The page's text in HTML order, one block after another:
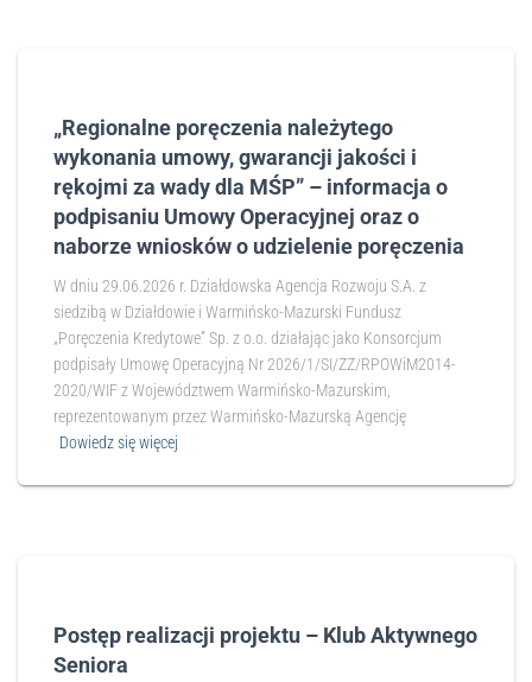
„Regionalne poręczenia należytego
wykonania umowy, gwarancji jakości i
rękojmi za wady dla MŚP” – informacja o
podpisaniu Umowy Operacyjnej oraz o
naborze wniosków o udzielenie poręczenia
W dniu 29.06.2026 r. Działdowska Agencja Rozwoju S.A. z
siedzibą w Działdowie i Warmińsko-Mazurski Fundusz
„Poręczenia Kredytowe” Sp. z o.o. działając jako Konsorcjum
podpisały Umowę Operacyjną Nr 2026/1/SI/ZZ/RPOWiM2014-
2020/WIF z Województwem Warmińsko-Mazurskim,
reprezentowanym przez Warmińsko-Mazurską Agencję
Dowiedz się więcej
Postęp realizacji projektu – Klub Aktywnego
Seniora